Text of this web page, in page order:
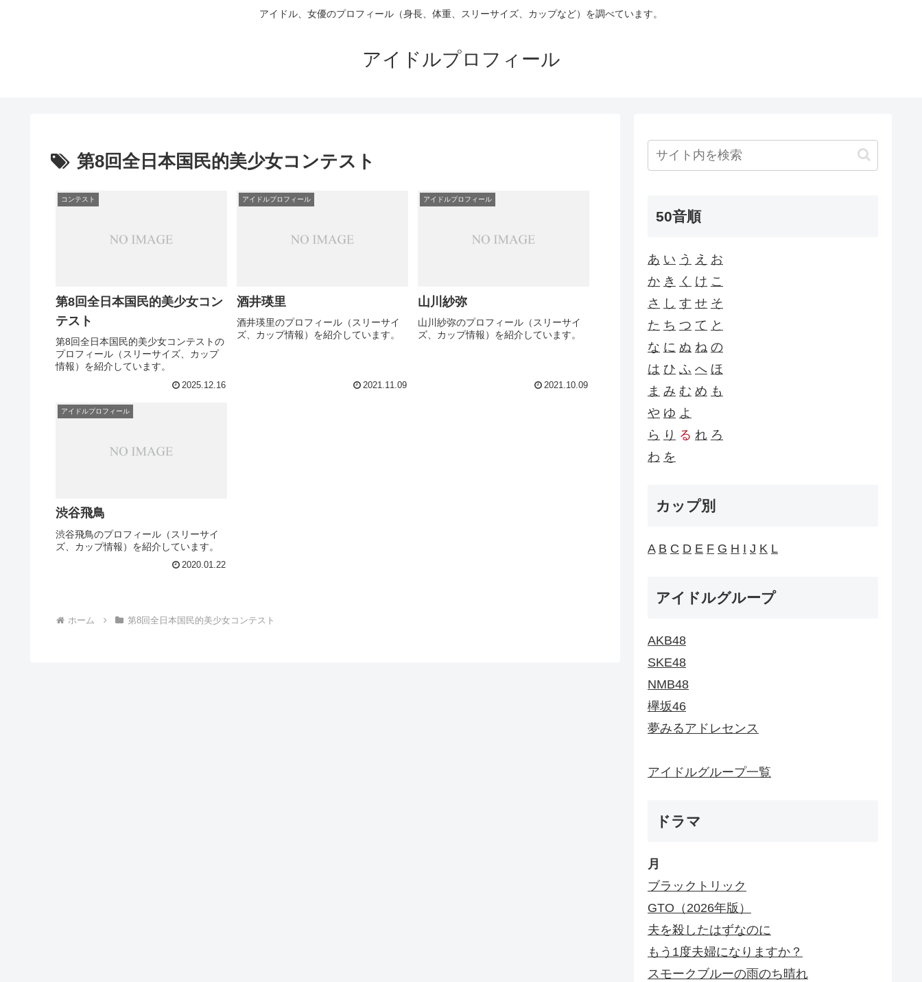
アイドル、女優のプロフィール（身長、体重、スリーサイズ、カップなど）を調べています。
アイドルプロフィール
第8回全日本国民的美少女コンテスト
コンテスト
第8回全日本国民的美少女コン
テスト
第8回全日本国民的美少女コンテストの
プロフィール（スリーサイズ、カップ
情報）を紹介しています。
2025.12.16
アイドルプロフィール
酒井瑛里
酒井瑛里のプロフィール（スリーサイ
ズ、カップ情報）を紹介しています。
2021.11.09
アイドルプロフィール
山川紗弥
山川紗弥のプロフィール（スリーサイ
ズ、カップ情報）を紹介しています。
2021.10.09
アイドルプロフィール
渋谷飛鳥
渋谷飛鳥のプロフィール（スリーサイ
ズ、カップ情報）を紹介しています。
2020.01.22
ホーム 第8回全日本国民的美少女コンテスト
50音順
あ い う え お
か き く け こ
さ
し す せ そ
た ち つ て と
な に ぬ ね の
は ひ ふ へ ほ
ま み む め も
や ゆ よ
ら り る れ ろ
わ を
カップ別
A B C D E F G H I J K L
アイドルグループ
AKB48
SKE48
NMB48
欅坂46
夢みるアドレセンス
アイドルグループ一覧
ドラマ
月
ブラックトリック
GTO（2026年版）
夫を殺したはずなのに
もう1度夫婦になりますか？
スモークブルーの雨のち晴れ